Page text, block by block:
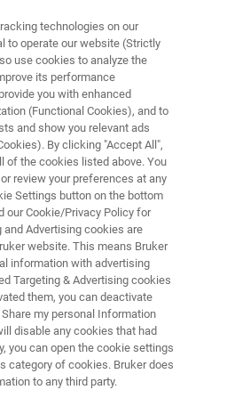
technologies on our
to operate our website (Strictly
use cookies to analyze the
its performance
you with enhanced
(Functional Cookies), and to
and show you relevant ads
By clicking "Accept All",
of the cookies listed above. You
review your preferences at any
Settings button on the bottom
our Cookie/Privacy Policy for
Advertising cookies are
website. This means Bruker
information with advertising
Targeting & Advertising cookies
them, you can deactivate
my personal Information
disable any cookies that had
you can open the cookie settings
category of cookies. Bruker does
to any third party.